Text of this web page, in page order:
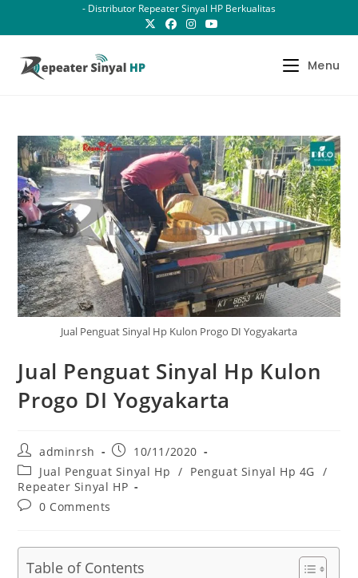
- Distributor Repeater Sinyal HP Berkualitas
Menu
Jual Penguat Sinyal Hp Kulon Progo DI Yogyakarta
Jual Penguat Sinyal Hp Kulon
Progo DI Yogyakarta
Post
author:
adminrsh
Post
published:
10/11/2020
Post
category:
Jual Penguat Sinyal Hp / Penguat Sinyal Hp 4G /
Repeater Sinyal HP
Post0 Comments
Table of Contents